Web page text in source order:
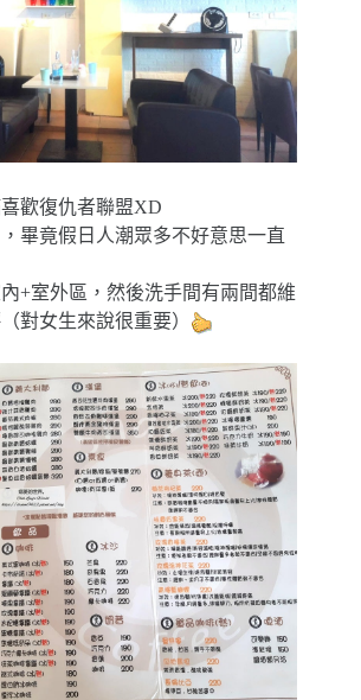
歡復仇者聯盟XD
畢竟假日人潮眾多不好意思一直
+室外區，然後洗手間有兩間都維
對女生來說很重要）